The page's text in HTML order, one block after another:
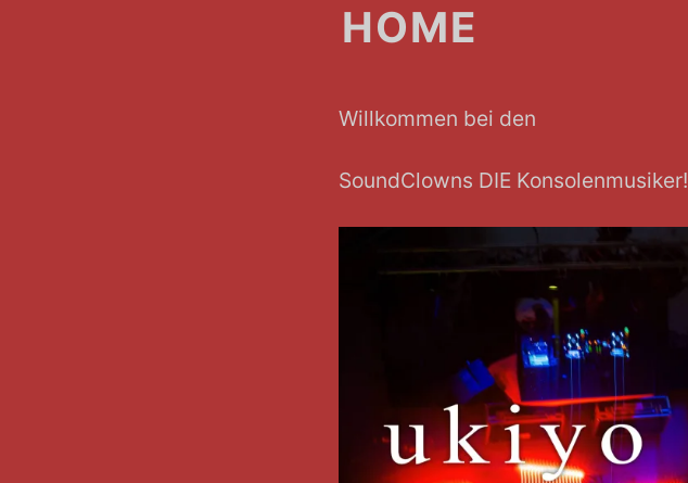
HOME
NavigationWillkommen bei den
SoundClowns DIE Konsolenmusiker!